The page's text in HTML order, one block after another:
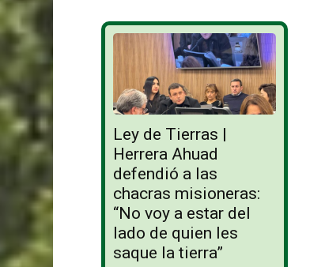
Ley de Tierras |
Herrera Ahuad
defendió a las
chacras misioneras:
“No voy a estar del
lado de quien les
saque la tierra”